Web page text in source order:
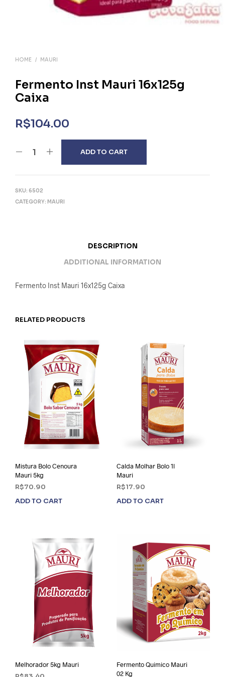
HOME / MAURI
Fermento Inst Mauri 16x125g
Caixa
R$104.00
ADD TO CART
SKU: 6502
CATEGORY: MAURI
DESCRIPTION
ADDITIONAL INFORMATION
Fermento Inst Mauri 16x125g Caixa
RELATED PRODUCTS
Mistura Bolo Cenoura
Mauri 5kg
R$70.90
ADD TO CART
Calda Molhar Bolo 1l
Mauri
R$17.90
ADD TO CART
Melhorador 5kg Mauri
Fermento Quimico Mauri
02 Kg